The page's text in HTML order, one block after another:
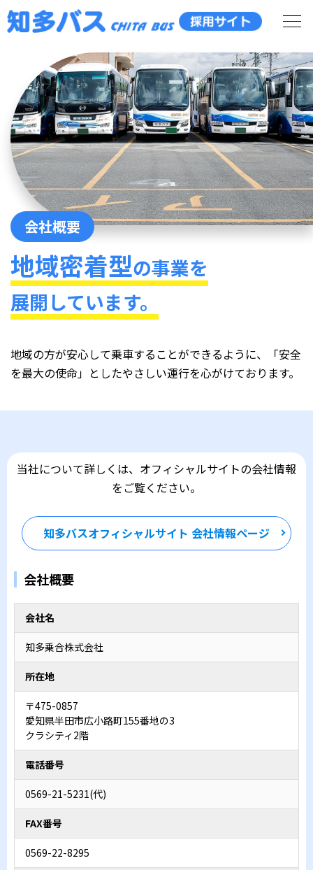
会社概要
地域密着型の事業を
展開しています。
地域の方が安心して乗車することができるように、「安全
を最大の使命」としたやさしい運行を心がけております。
当社について詳しくは、オフィシャルサイトの会社情報
をご覧ください。
知多バスオフィシャルサイト 会社情報ページ
会社概要
会社名
知多乗合株式会社
所在地
〒475-0857
愛知県半田市広小路町155番地の3
クラシティ2階
電話番号
0569-21-5231(代)
FAX番号
0569-22-8295